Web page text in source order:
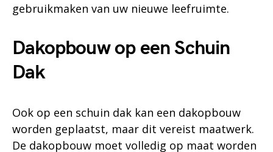
gebruikmaken van uw nieuwe leefruimte.
Dakopbouw op een Schuin
Dak
Ook op een schuin dak kan een dakopbouw
worden geplaatst, maar dit vereist maatwerk.
De dakopbouw moet volledig op maat worden